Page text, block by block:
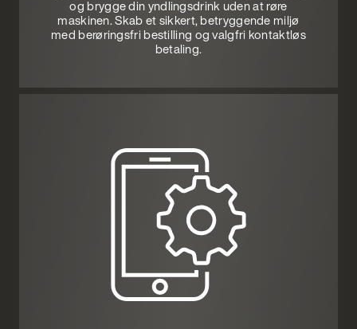
og brygge din yndlingsdrink uden at røre
maskinen. Skab et sikkert, betryggende miljø
med berøringsfri bestilling og valgfri kontaktløs
betaling.